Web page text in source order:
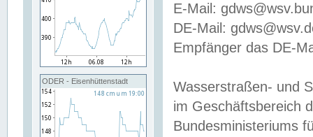
ODER - Eisenhüttenstadt
E-Mail:
DE-Mail:
Empfänger das DE-
Wasserstraßen- und
im Geschäftsbereich
Bundesministeriums